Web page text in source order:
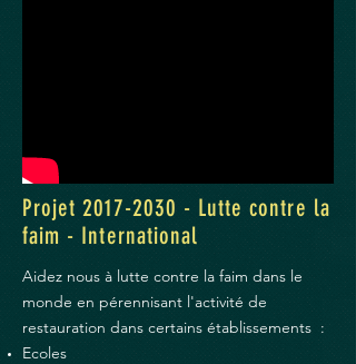
Projet2017-2030 - Lutte contre la
faim - International
Aidez nous à lutte contre la faim dans le
monde en pérennisant l'activité de
restauration dans certains établissements :
Ecoles